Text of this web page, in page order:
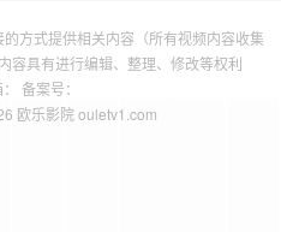
方式提供相关内容（所有视频内容收集
容具有进行编辑、整理、修改等权利
备案号：
欧乐影院 ouletv1.com